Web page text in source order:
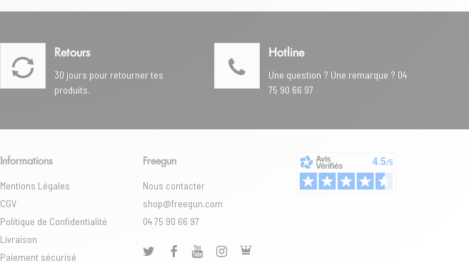
Retours
30 jours pour retourner tes
produits.
Hotline
Une question ? Une remarque ? 04
75 90 66 97
Informations
Mentions Légales
CGV
Politique de Confidentialité
Livraison
Paiement sécurisé
Freegun
Nous contacter
shop@freegun.com
04 75 90 66 97